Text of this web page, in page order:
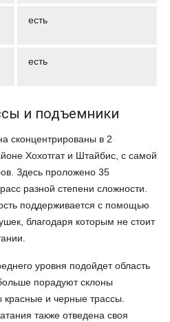
есть
есть
и подъемники
сконцентрированы в 2
Хохотгат и Штайбис, с самой
Здесь проложено 35
разной степени сложности.
поддерживается с помощью
благодаря которым не стоит
уровня подойдет область
порадуют склоны
и черные трассы.
также отведена своя